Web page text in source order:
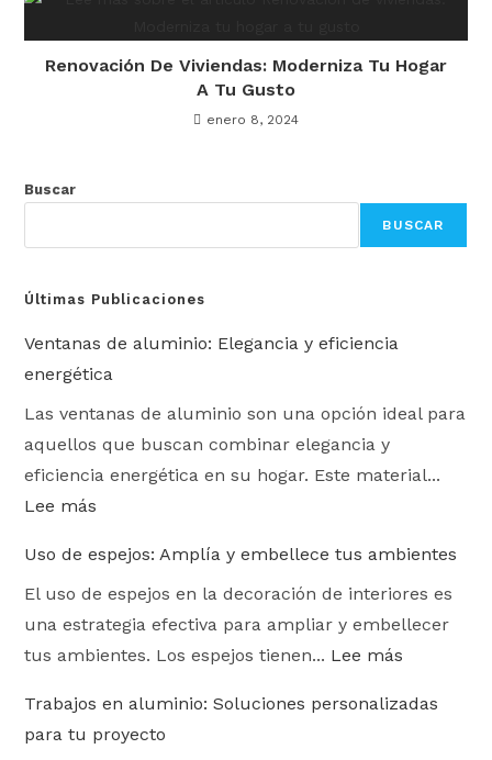
Renovación De Viviendas: Moderniza Tu Hogar
A Tu Gusto
enero 8, 2024
Buscar
BUSCAR
Últimas Publicaciones
Ventanas de aluminio: Elegancia y eficiencia
energética
Las ventanas de aluminio son una opción ideal para
aquellos que buscan combinar elegancia y
eficiencia energética en su hogar. Este material...
Lee más
Uso de espejos: Amplía y embellece tus ambientes
El uso de espejos en la decoración de interiores es
una estrategia efectiva para ampliar y embellecer
tus ambientes. Los espejos tienen... Lee más
Trabajos en aluminio: Soluciones personalizadas
para tu proyecto